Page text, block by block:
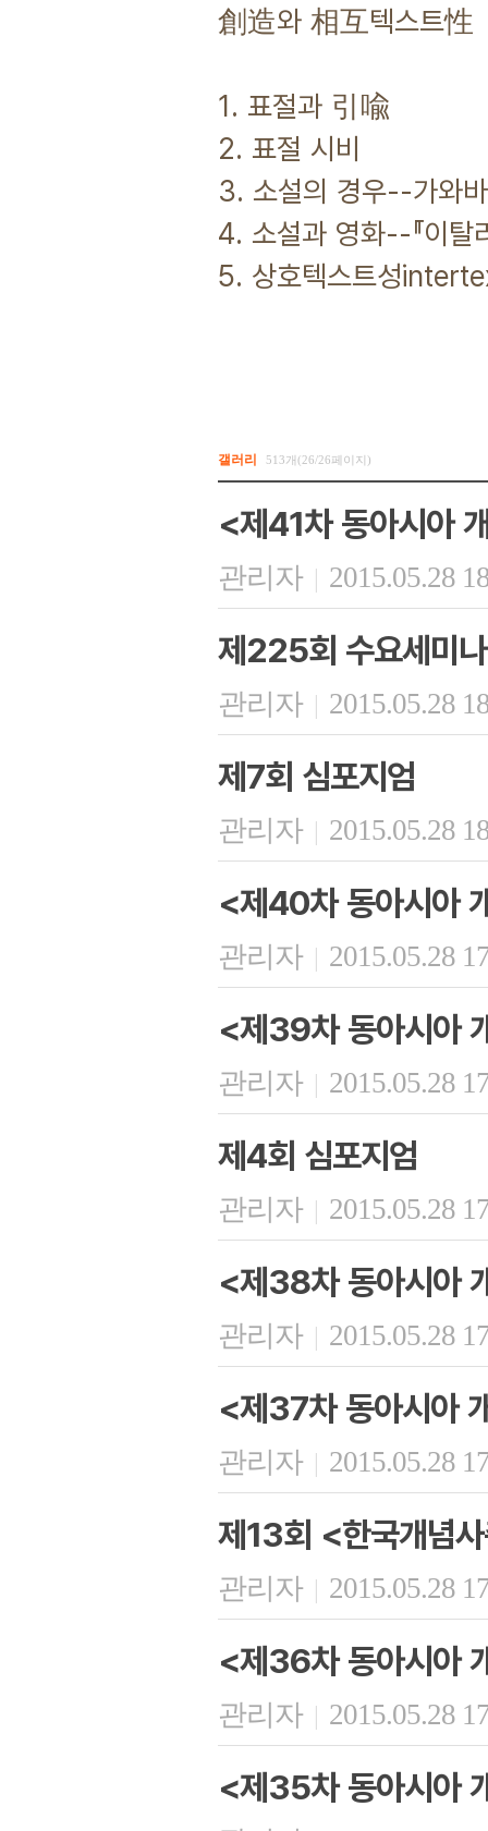
創造와 相互텍스트性
1. 표절과 引喩
2. 표절 시비
3. 소설의 경우--가와
4. 소설과 영화--『이탈
5. 상호텍스트성
갤러리 513개(26/26페이지)
<제41차 동아시아
관리자 | 2015.05.28
제225회 수요세미나
관리자 | 2015.05.28
제7회 심포지엄
관리자 | 2015.05.28
<제40차 동아시아
관리자 | 2015.05.28
<제39차 동아시아
관리자 | 2015.05.28
제4회 심포지엄
관리자 | 2015.05.28
<제38차 동아시아
관리자 | 2015.05.28
<제37차 동아시아
관리자 | 2015.05.28
제13회 <한국개념
관리자 | 2015.05.28
<제36차 동아시아
관리자 | 2015.05.28
<제35차 동아시아